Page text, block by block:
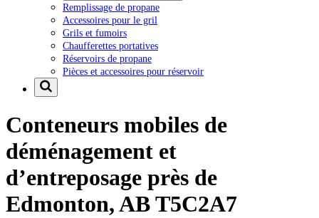
Remplissage de propane
Accessoires pour le gril
Grils et fumoirs
Chaufferettes portatives
Réservoirs de propane
Pièces et accessoires pour réservoir
Conteneurs mobiles de
déménagement et
d’entreposage près de
Edmonton, AB T5C2A7